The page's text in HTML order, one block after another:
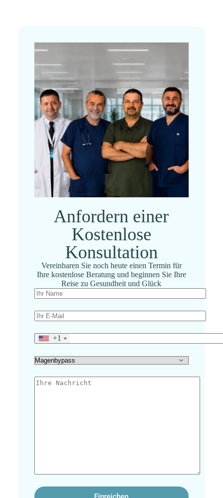
Anfordern einer
Kostenlose
Konsultation
Vereinbaren Sie noch heute einen Termin für
Ihre kostenlose Beratung und beginnen Sie Ihre
Reise zu Gesundheit und Glück
+1